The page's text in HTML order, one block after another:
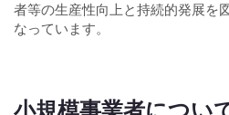
者等の生産性向上と持続的発展を
なっています。